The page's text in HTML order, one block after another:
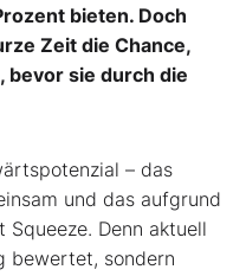
bieten. Doch
Zeit die Chance,
bevor sie durch die
– das
und das aufgrund
Denn aktuell
bewertet, sondern